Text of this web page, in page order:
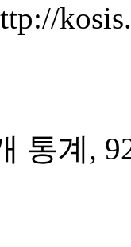
통계,